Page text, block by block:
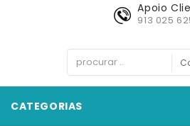
Apoio
913 025
CATEGORIAS